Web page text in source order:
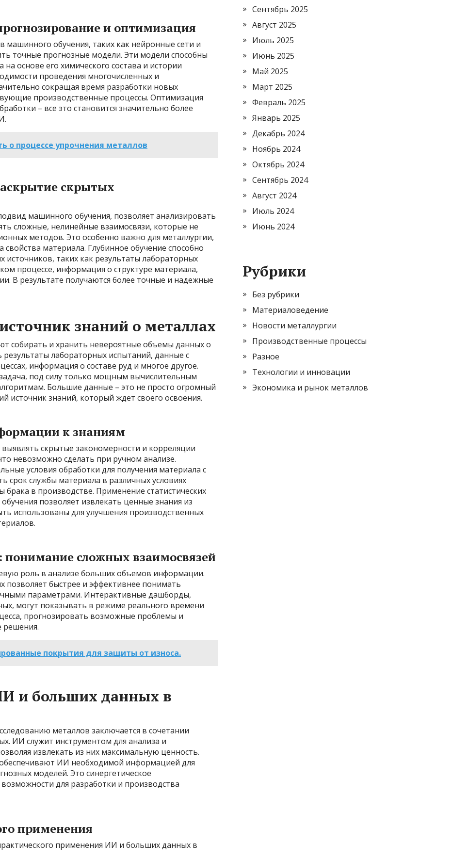
и оптимизация
обучения, таких как нейронные сети и
точные прогнозные модели. Эти модели способны
основе его химического состава и истории
проведения многочисленных и
сокращая время разработки новых
производственные процессы. Оптимизация
– все это становится значительно более
о процессе упрочнения металлов
скрытых
машинного обучения, позволяет анализировать
сложные, нелинейные взаимосвязи, которые не
методов. Это особенно важно для металлургии,
материала. Глубинное обучение способно
таких как результаты лабораторных
процессе, информация о структуре материала,
В результате получаются более точные и надежные
знаний о металлах
собирать и хранить невероятные объемы данных о
результаты лабораторных испытаний, данные с
информация о составе руд и многое другое.
под силу только мощным вычислительным
Большие данные – это не просто огромный
источник знаний, который ждет своего освоения.
к знаниям
скрытые закономерности и корреляции
невозможно сделать при ручном анализе.
условия обработки для получения материала с
срок службы материала в различных условиях
в производстве. Применение статистических
позволяет извлекать ценные знания из
использованы для улучшения производственных
сложных взаимосвязей
роль в анализе больших объемов информации.
позволяет быстрее и эффективнее понимать
параметрами. Интерактивные дашборды,
могут показывать в режиме реального времени
прогнозировать возможные проблемы и
решения.
покрытия для защиты от износа.
и больших данных в
металлов заключается в сочетании
ИИ служит инструментом для анализа и
извлекать из них максимальную ценность.
ИИ необходимой информацией для
моделей. Это синергетическое
для разработки и производства
применения
применения ИИ и больших данных в
Сентябрь 2025
Август 2025
Июль 2025
Июнь 2025
Май 2025
Март 2025
Февраль 2025
Январь 2025
Декабрь 2024
Ноябрь 2024
Октябрь 2024
Сентябрь 2024
Август 2024
Июль 2024
Июнь 2024
Рубрики
Без рубрики
Материаловедение
Новости металлургии
Производственные процессы
Разное
Технологии и инновации
Экономика и рынок металлов